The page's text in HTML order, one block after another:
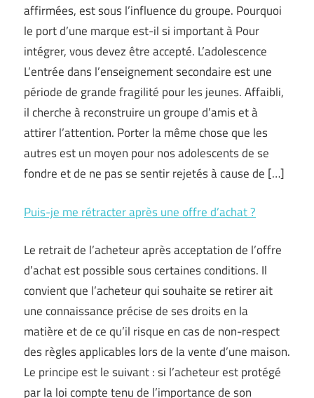
affirmées, est sous l’influence du groupe. Pourquoi
le port d’une marque est-il si important à Pour
intégrer, vous devez être accepté. L’adolescence
L’entrée dans l’enseignement secondaire est une
période de grande fragilité pour les jeunes. Affaibli,
il cherche à reconstruire un groupe d’amis et à
attirer l’attention. Porter la même chose que les
autres est un moyen pour nos adolescents de se
fondre et de ne pas se sentir rejetés à cause de […]
Puis-je me rétracter après une offre d’achat ?
Le retrait de l’acheteur après acceptation de l’offre
d’achat est possible sous certaines conditions. Il
convient que l’acheteur qui souhaite se retirer ait
une connaissance précise de ses droits en la
matière et de ce qu’il risque en cas de non-respect
des règles applicables lors de la vente d’une maison.
Le principe est le suivant : si l’acheteur est protégé
par la loi compte tenu de l’importance de son